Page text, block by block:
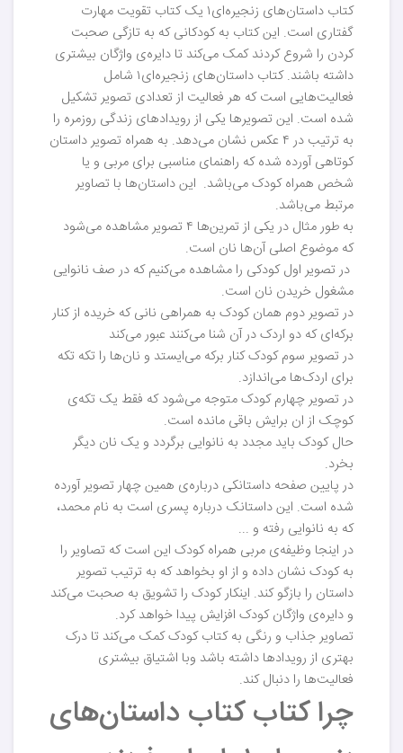
کتاب داستان‌های زنجیره‌ای۱ یک کتاب تقویت مهارت
گفتاری است. این کتاب به کودکانی که به تازگی صحبت
کردن را شروع کردند کمک می‌کند تا دایره‌ی واژگان بیشتری
داشته باشند. کتاب داستان‌های زنجیره‌ای۱ شامل
فعالیت‌هایی است که هر فعالیت از تعدادی تصویر تشکیل
شده است. این تصویر‌ها یکی از رویدادهای زندگی روزمره را
به ترتیب در ۴ عکس نشان می‌دهد. به همراه تصویر داستان
کوتاهی آورده شده که راهنمای مناسبی برای مربی و یا
شخص همراه کودک می‌باشد. این داستان‌ها با تصاویر
مرتبط می‌باشد.
به طور مثال در یکی از تمرین‌ها ۴ تصویر مشاهده می‌شود
که موضوع اصلی آن‌ها نان است.
در تصویر اول کودکی را مشاهده می‌کنیم که در صف نانوایی
مشغول خریدن نان است.
در تصویر دوم همان کودک به همراهی نانی که خریده از کنار
برکه‌ای که دو اردک در آن شنا می‌کنند عبور می‌کند
در تصویر سوم کودک کنار برکه می‌ایستد و نان‌ها را تکه تکه
برای اردک‌ها می‌اندازد.
در تصویر چهارم کودک متوجه می‌شود که فقط یک تکه‌ی
کوچک از ان برایش باقی مانده است.
حال کودک باید مجدد به نانوایی برگردد و یک نان دیگر
بخرد.
در پایین صفحه داستانکی درباره‌ی همین چهار تصویر آورده
شده است. این داستانک درباره پسری است به نام محمد،
که به نانوایی رفته و ...
در اینجا وظیفه‌ی مربی همراه کودک این است که تصاویر را
به کودک نشان داده و از او بخواهد که به ترتیب تصویر
داستان را بازگو کند. اینکار کودک را تشویق به صحبت می‌کند
و دایره‌ی واژگان کودک افزایش پیدا خواهد کرد.
تصاویر جذاب و رنگی به کتاب کودک کمک می‌کند تا درک
بهتری از رویدادها داشته باشد وبا اشتیاق بیشتری
فعالیت‌ها را دنبال کند.
چرا کتاب کتاب داستان‌های